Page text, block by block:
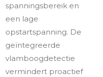
spanningsbereik en
een lage
opstartspanning. De
geïntegreerde
vlamboogdetectie
vermindert proactief